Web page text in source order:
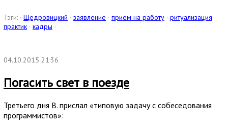
Тэги: · Щедровицкий · заявление · приём на работу · ритуализация
практик · кадры ·
04.10.2015 21:36
Погасить свет в поезде
Третьего дня В. прислал «типовую задачу с собеседования
программистов»: